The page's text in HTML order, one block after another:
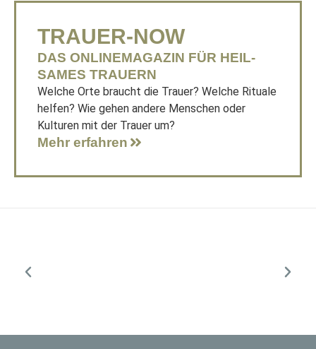
TRAUER-NOW
DAS ONLINE­MA­GAZIN FÜR HEIL­
SAMES TRAUERN
Welche Orte braucht die Trauer? Welche Rituale
helfen? Wie gehen andere Menschen oder
Kulturen mit der Trauer um?
Mehr erfahren